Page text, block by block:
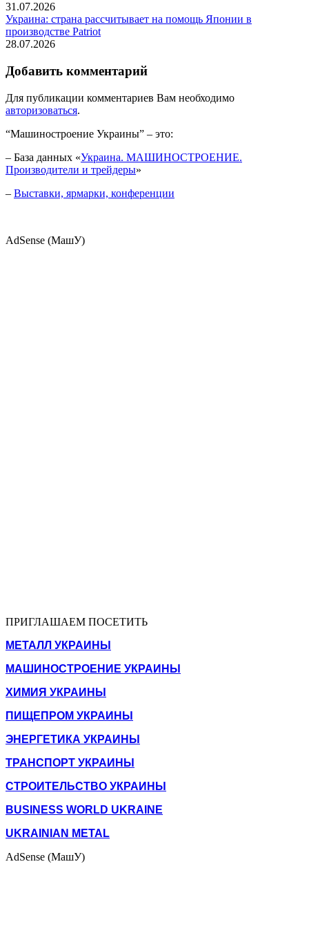
31.07.2026
Украина: страна рассчитывает на помощь Японии в
производстве Patriot
28.07.2026
Добавить комментарий
Для публикации комментариев Вам необходимо
авторизоваться.
“Машиностроение Украины” – это:
– База данных «Украина. МАШИНОСТРОЕНИЕ.
Производители и трейдеры»
– Выставки, ярмарки, конференции
AdSense (МашУ)
ПРИГЛАШАЕМ ПОСЕТИТЬ
МЕТАЛЛ УКРАИНЫ
МАШИНОСТРОЕНИЕ УКРАИНЫ
ХИМИЯ УКРАИНЫ
ПИЩЕПРОМ УКРАИНЫ
ЭНЕРГЕТИКА УКРАИНЫ
ТРАНСПОРТ УКРАИНЫ
СТРОИТЕЛЬСТВО УКРАИНЫ
BUSINESS WORLD UKRAINE
UKRAINIAN METAL
AdSense (МашУ)